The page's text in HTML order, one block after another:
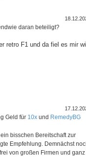
daran beteiligt?
retro F1 und da fiel es mir
Geld für 10x und RemedyBG
bisschen Bereitschaft zur
Empfehlung. Demnächst
von großen Firmen und ganz